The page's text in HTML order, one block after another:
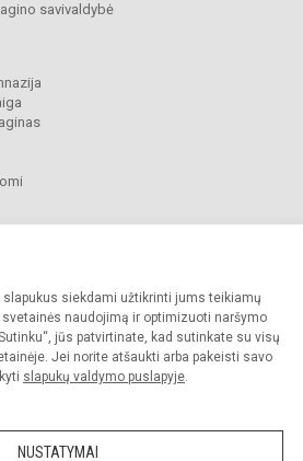
siekdami užtikrinti jums teikiamų
naudojimą ir optimizuoti naršymo
jūs patvirtinate, kad sutinkate su visų
Jei norite atšaukti arba pakeisti savo
slapukų valdymo puslapyje.
NUSTATYMAI
savivaldybė
progimnazija. Visos teisės saugomos.
gimnazijos sutikimo griežtai draudžiama.
paraiška Slapukų valdymas